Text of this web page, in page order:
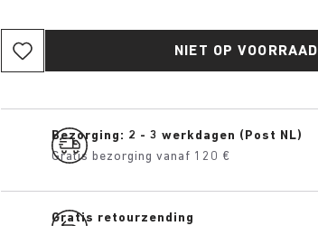
NIET OP VOORRAAD
Bezorging: 2 - 3 werkdagen (Post NL)
Gratis bezorging vanaf 120 €
Gratis retourzending